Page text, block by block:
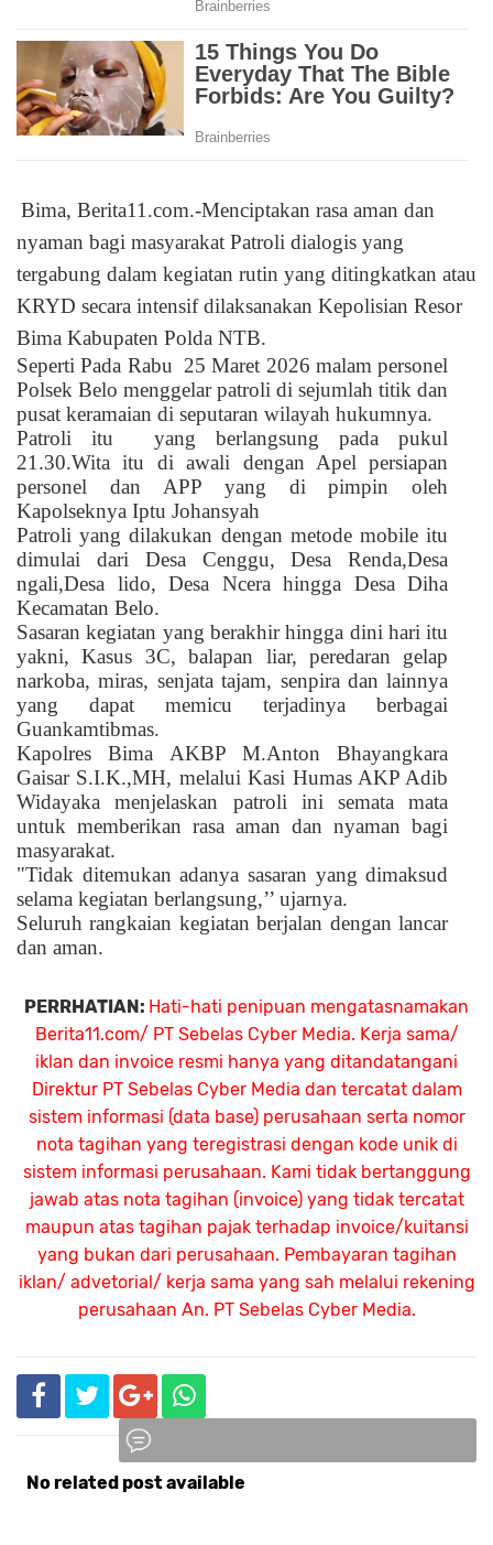
Bima, Berita11.com.-Menciptakan rasa aman dan
nyaman bagi masyarakat Patroli dialogis yang
tergabung dalam kegiatan rutin yang ditingkatkan atau
KRYD secara intensif dilaksanakan Kepolisian Resor
Bima Kabupaten Polda NTB.
Seperti Pada Rabu
25 Maret 2026 malam personel
Polsek Belo menggelar patroli di sejumlah titik dan
pusat keramaian di seputaran wilayah hukumnya.
Patroli itu
yang berlangsung pada pukul
21.30.Wita itu di awali dengan Apel persiapan
personel dan APP yang di pimpin oleh
Kapolseknya Iptu Johansyah
Patroli yang dilakukan dengan metode mobile itu
dimulai dari Desa Cenggu, Desa Renda,Desa
ngali,Desa lido, Desa Ncera hingga Desa Diha
Kecamatan Belo.
Sasaran kegiatan yang berakhir hingga dini hari itu
yakni, Kasus 3C, balapan liar, peredaran gelap
narkoba, miras, senjata tajam, senpira dan lainnya
yang dapat memicu terjadinya berbagai
Guankamtibmas.
Kapolres Bima AKBP M.Anton Bhayangkara
Gaisar S.I.K.,MH, melalui Kasi Humas AKP Adib
Widayaka menjelaskan patroli ini semata mata
untuk memberikan rasa aman dan nyaman bagi
masyarakat.
"Tidak ditemukan adanya sasaran yang dimaksud
selama kegiatan berlangsung,’’ ujarnya.
Seluruh rangkaian kegiatan berjalan dengan lancar
dan aman.
PERRHATIAN: Hati-hati penipuan mengatasnamakan
Berita11.com/ PT Sebelas Cyber Media. Kerja sama/
iklan dan invoice resmi hanya yang ditandatangani
Direktur PT Sebelas Cyber Media dan tercatat dalam
sistem informasi (data base) perusahaan serta nomor
nota tagihan yang teregistrasi dengan kode unik di
sistem informasi perusahaan. Kami tidak bertanggung
jawab atas nota tagihan (invoice) yang tidak tercatat
maupun atas tagihan pajak terhadap invoice/kuitansi
yang bukan dari perusahaan. Pembayaran tagihan
iklan/ advetorial/ kerja sama yang sah melalui rekening
perusahaan An. PT Sebelas Cyber Media.
No related post available